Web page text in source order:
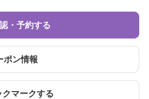
・予約する
ポン情報
クマークする